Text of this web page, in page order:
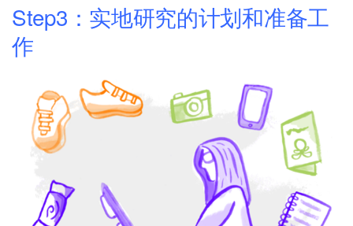
Step3：实地研究的计划和准备工
作